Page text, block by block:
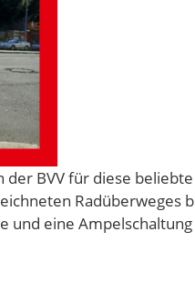
der BVV für diese
Radüberweges
und eine